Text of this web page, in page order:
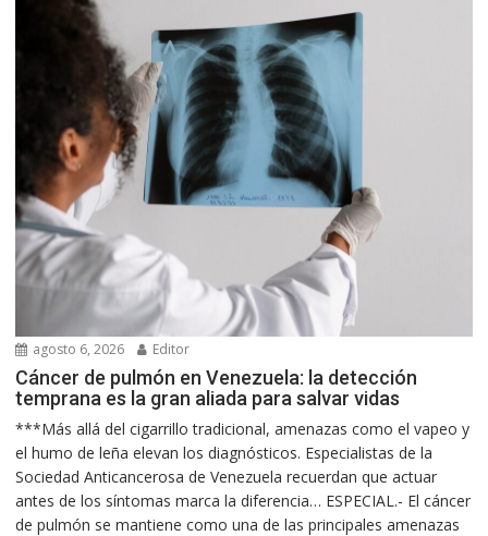
agosto 6, 2026 Editor
Cáncer de pulmón en Venezuela: la detección
temprana es la gran aliada para salvar vidas
***Más allá del cigarrillo tradicional, amenazas como el vapeo y
el humo de leña elevan los diagnósticos. Especialistas de la
Sociedad Anticancerosa de Venezuela recuerdan que actuar
antes de los síntomas marca la diferencia… ESPECIAL.- El cáncer
de pulmón se mantiene como una de las principales amenazas